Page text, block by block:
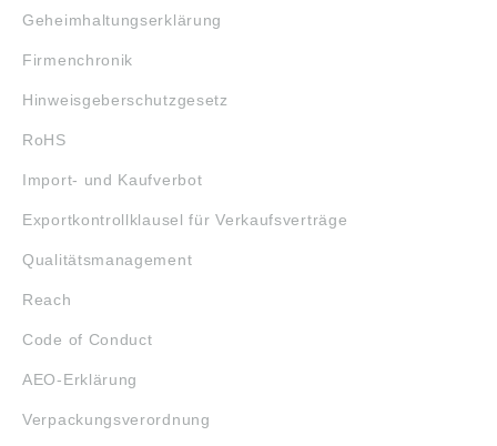
Geheimhaltungserklärung
Firmenchronik
Hinweisgeberschutzgesetz
RoHS
Import- und Kaufverbot
Exportkontrollklausel für Verkaufsverträge
Qualitätsmanagement
Reach
Code of Conduct
AEO-Erklärung
Verpackungsverordnung